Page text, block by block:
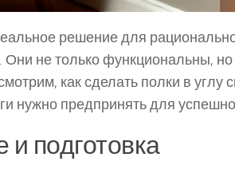
решение для
не только функциональны, но
как сделать полки в
нужно предпринять для
подготовка